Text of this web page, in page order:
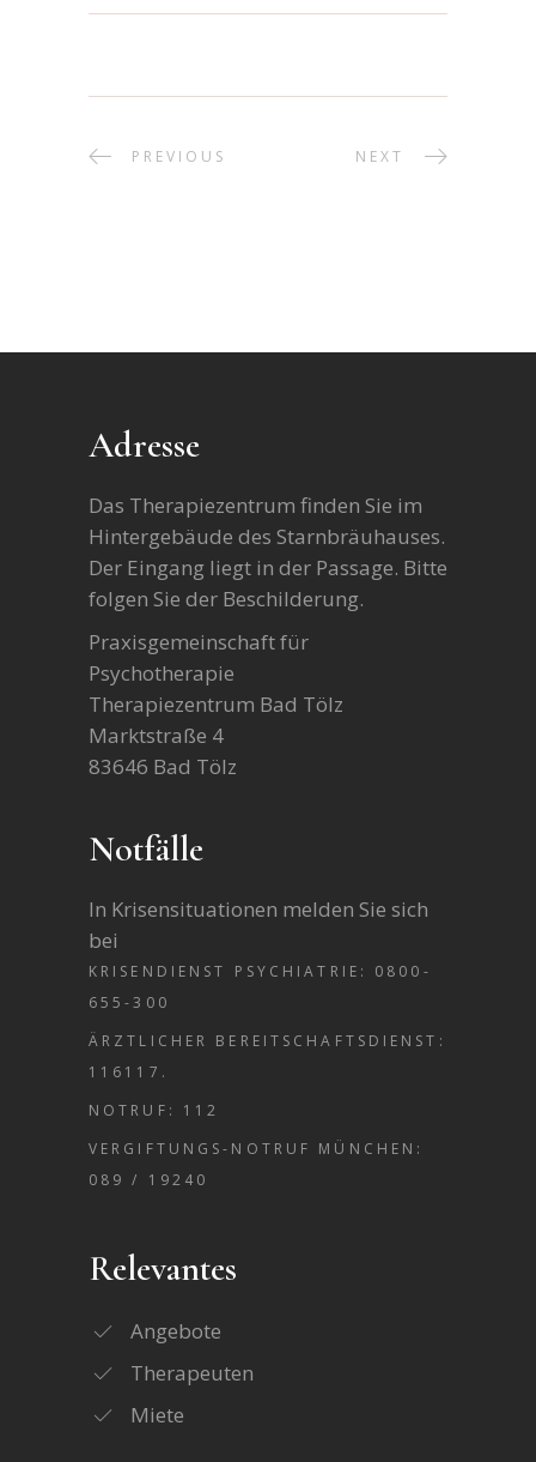
PREVIOUS NEXT
Adresse
Das Therapiezentrum finden Sie im
Hintergebäude des Starnbräuhauses.
Der Eingang liegt in der Passage. Bitte
folgen Sie der Beschilderung.
Praxisgemeinschaft für
Psychotherapie
Therapiezentrum Bad Tölz
Marktstraße 4
83646 Bad Tölz
Notfälle
In Krisensituationen melden Sie sich
bei
KRISENDIENST PSYCHIATRIE: 0800-
655-300
ÄRZTLICHER BEREITSCHAFTSDIENST:
116117.
NOTRUF: 112
VERGIFTUNGS-NOTRUF MÜNCHEN:
089 / 19240
Relevantes
Angebote
Therapeuten
Miete